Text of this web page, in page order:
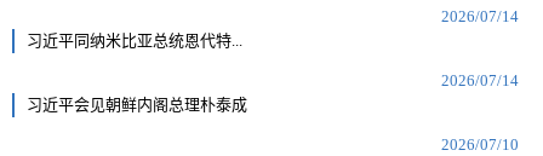
2026/07/14
习近平同纳米比亚总统恩代特...
2026/07/14
习近平会见朝鲜内阁总理朴泰成
2026/07/10